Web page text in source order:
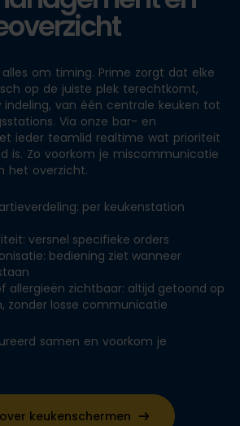
om timing. Prime zorgt dat elke
op de juiste plek terechtkomt,
van één centrale keuken tot
Via onze bar- en
ieder teamlid realtime wat prioriteit
is. Zo voorkom je miscommunicatie
het overzicht.
per keukenstation
versnel specifieke orders
bediening ziet wanneer
allergieën zichtbaar: altijd getoond op
zonder losse communicatie
samen en voorkom je
keukenschermen